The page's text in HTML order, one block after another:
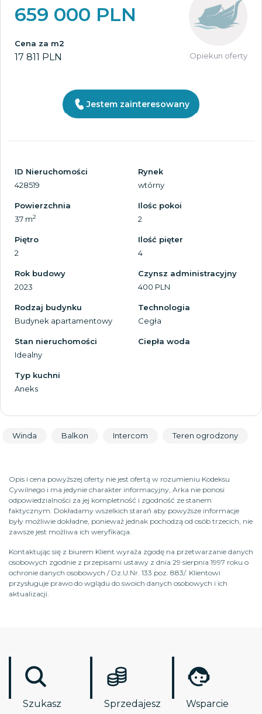
659 000 PLN
Cena za m2
17 811 PLN Opiekun oferty
Jestem zainteresowany
ID Nieruchomości
428519
Rynek
wtórny
Powierzchnia
37 m2
Ilośc pokoi
2
Piętro
2
Ilość pięter
4
Rok budowy
2023
Czynsz administracyjny
400 PLN
Rodzaj budynku
Budynek apartamentowy
Technologia
Cegła
Stan nieruchomości
Idealny
Ciepła woda
Typ kuchni
Aneks
Winda Balkon Intercom Teren ogrodzony
Opis i cena powyższej oferty nie jest ofertą w rozumieniu Kodeksu
Cywilnego i ma jedynie charakter informacyjny, Arka nie ponosi
odpowiedzialności za jej kompletność i zgodność ze stanem
faktycznym. Dokładamy wszelkich starań aby powyższe informacje
były możliwie dokładne, ponieważ jednak pochodzą od osób trzecich, nie
zawsze jest możliwa ich weryfikacja.
Kontaktując się z biurem Klient wyraża zgodę na przetwarzanie danych
osobowych zgodnie z przepisami ustawy z dnia 29 sierpnia 1997 roku o
ochronie danych osobowych / Dz.U.Nr. 133 poz. 883/. Klientowi
przysługuje prawo do wglądu do swoich danych osobowych i ich
aktualizacji.
Szukasz
Sprzedajesz
Wsparcie